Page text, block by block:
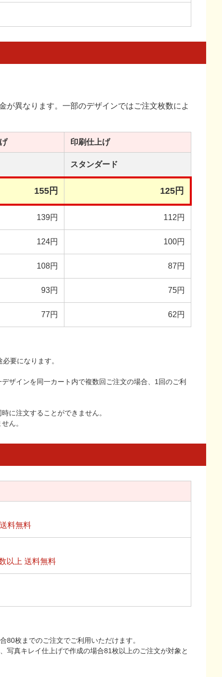
が異なります。一部のデザインではご注文枚数によ
印刷仕上げ
スタンダード
155円 125円
139円 112円
124円 100円
108円 87円
93円 75円
77円 62円
要になります。
ザインを同一カート内で複数回ご注文の場合、1回のご利
に注文することができません。
ん。
料無料
以上 送料無料
枚までのご注文でご利用いただけます。
写真キレイ仕上げで作成の場合81枚以上のご注文が対象と